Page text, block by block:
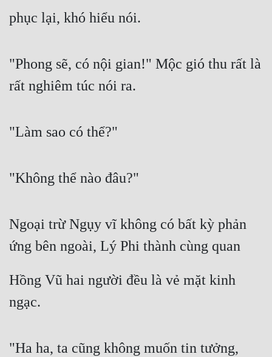
phục lại, khó hiểu nói.
"Phong sẽ, có nội gian!" Mộc gió thu rất là
rất nghiêm túc nói ra.
"Làm sao có thể?"
"Không thể nào đâu?"
Ngoại trừ Ngụy vĩ không có bất kỳ phản
ứng bên ngoài, Lý Phi thành cùng quan
Hồng Vũ hai người đều là vẻ mặt kinh
ngạc.
"Ha ha, ta cũng không muốn tin tưởng,